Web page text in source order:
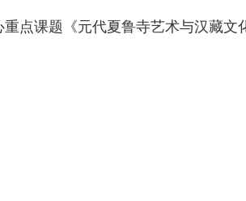
课题《元代夏鲁寺艺术与汉藏文